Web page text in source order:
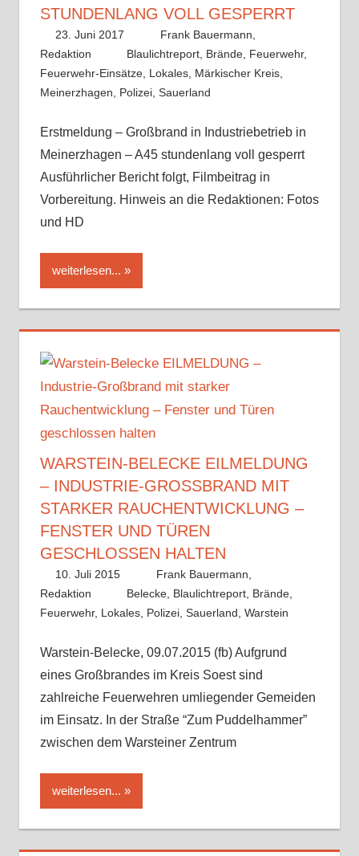
TUNDENLANG VOLL GESPERRT
23. Juni 2017
Frank Bauermann,
Redaktion
Blaulichtreport Brände Feuerwehr,
Feuerwehr-Einsätze, Lokales, Märkischer Kreis,
Meinerzhagen
Polizei, Sauerland
Erstmeldung – Großbrand in Industriebetrieb in
Meinerzhagen – A45 stundenlang voll gesperrt
Ausführlicher Bericht folgt, Filmbeitrag in
Vorbereitung. Hinweis an die Redaktionen: Fotos
und HD
weiterlesen...
WARSTEIN-BELECKE EILMELDUNG
– INDUSTRIE-GROSSBRAND MIT S
TARKER RAUCHENTWICKLUNG – F
ENSTER UND TÜREN G
ESCHLOSSEN HALTEN
10. Juli 2015
Frank Bauermann,
Redaktion
Belecke Blaulichtreport Brände
Feuerwehr, Lokales, Polizei, Sauerland Warstein
Warstein-Belecke, 09.07.2015 (fb) Aufgrund
eines Großbrandes im Kreis Soest sind
zahlreiche Feuerwehren umliegender Gemeiden
im Einsatz. In der Straße “Zum Puddelhammer”
zwischen dem Warsteiner Zentrum
weiterlesen...